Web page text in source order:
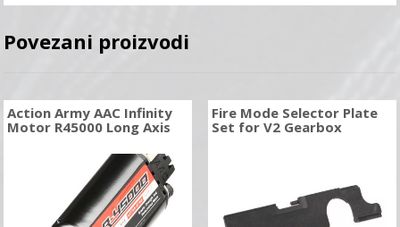
Povezani proizvodi
Action Army AAC Infinity
Motor R45000 Long Axis
Fire Mode Selector Plate
Set for V2 Gearbox